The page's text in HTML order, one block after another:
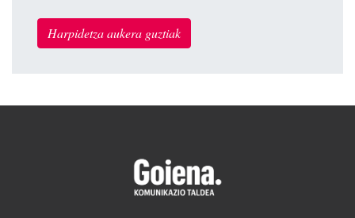
Harpidetza aukera guztiak